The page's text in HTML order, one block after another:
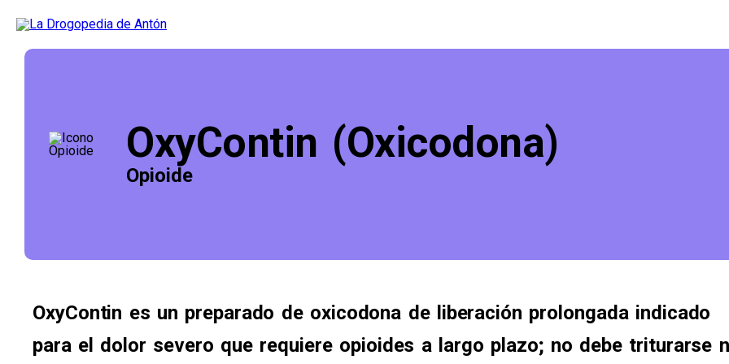
OxyContin (Oxicodona)
Opioide
OxyContin es un preparado de oxicodona de liberación prolongada indicado
para el dolor severo que requiere opioides a largo plazo; no debe triturarse